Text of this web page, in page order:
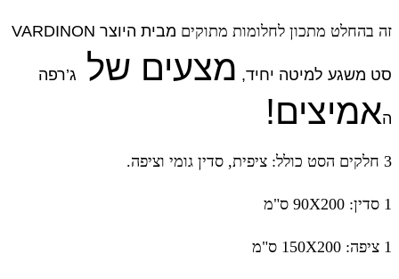
זה בהחלט מתכון לחלומות מתוקים מבית היוצר VARDINON
סט משגע למיטה יחיד, מצעים של ג’רפה
האמיצים!
3 חלקים הסט כולל: ציפית, סדין גומי וציפה.
1 סדין: 90X200 ס"מ
1 ציפה: 150X200 ס"מ